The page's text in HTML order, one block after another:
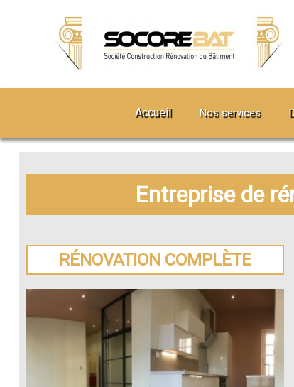
Accueil Nos services
Entreprise de
RÉNOVATION COMPLÈTE